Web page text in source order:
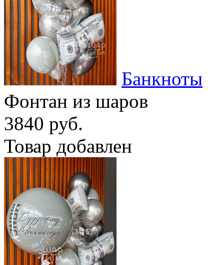
Банкноты
Фонтан из шаров
3840 руб.
Товар добавлен